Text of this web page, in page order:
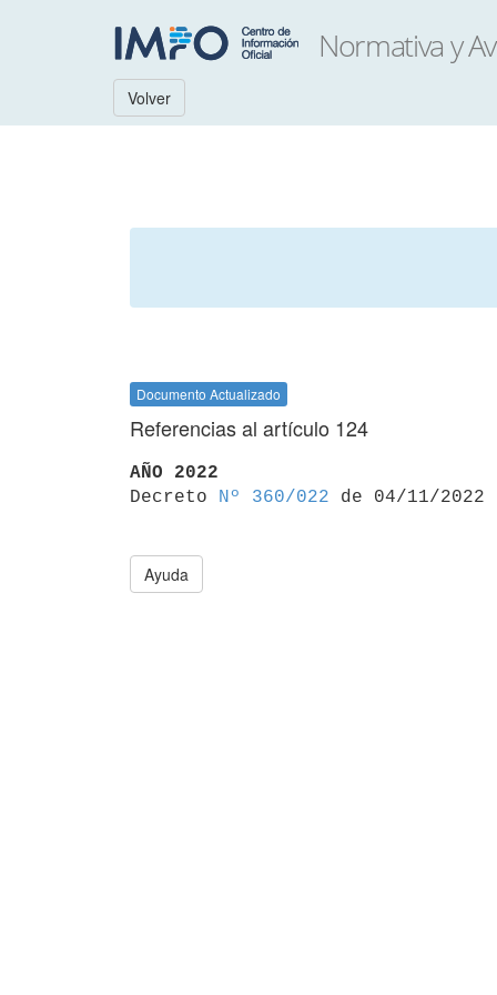
Volver
Documento Actualizado
Referencias al artículo 124
AÑO 2022
Decreto
Nº 360/022
Ayuda